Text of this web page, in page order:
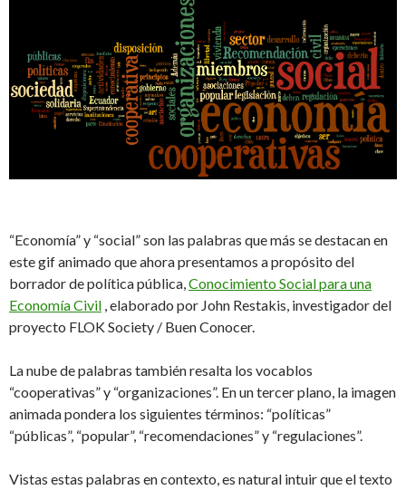
“Economía” y “social” son las palabras que más se destacan en
este gif animado que ahora presentamos a propósito del
borrador de política pública,Conocimiento Social para una
Economía Civil , elaborado por John Restakis, investigador del
proyecto FLOK Society / Buen Conocer.
La nube de palabras también resalta los vocablos
“cooperativas” y “organizaciones”. En un tercer plano, la imagen
animada pondera los siguientes términos: “políticas”
“públicas”, “popular”, “recomendaciones” y “regulaciones”.
Vistas estas palabras en contexto, es natural intuir que el texto